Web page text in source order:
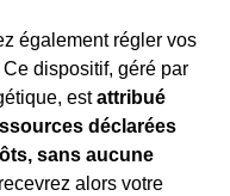
également régler vos
dispositif, géré par
estattribué
déclarées
sans aucune
alors votre